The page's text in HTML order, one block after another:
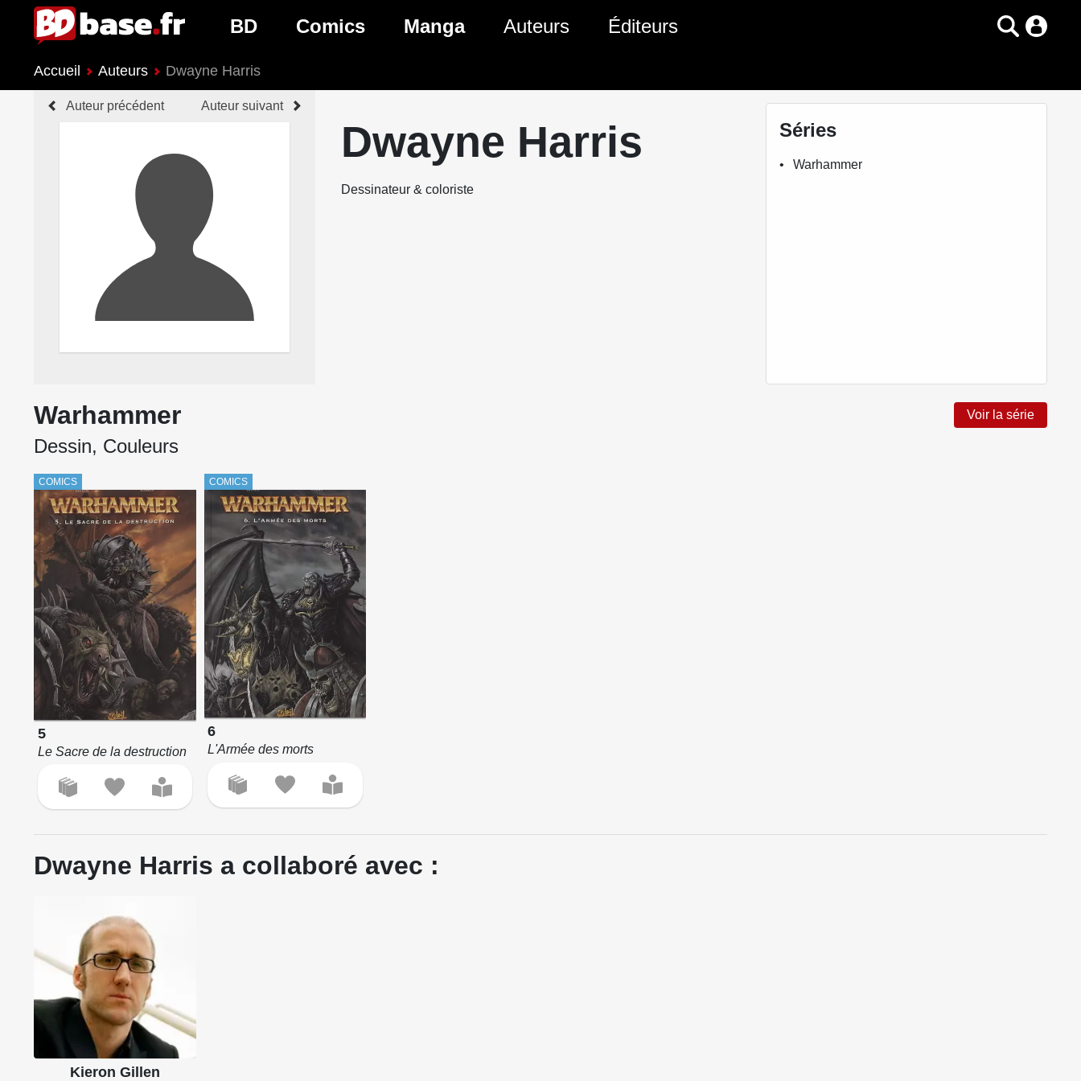
BD
Nouveautés BD
Prochaines sorties BD
Comics
Genres Comics
Manga
Genres Manga
Auteurs Éditeurs
Accueil Auteurs Dwayne Harris
Auteur précédent Auteur suivant
Dwayne Harris
Dessinateur & coloriste
Séries
Warhammer
Warhammer Voir la série
Dessin, Couleurs
COMICS
5
Le Sacre de la destruction
COMICS
6
L'Armée des morts
Dwayne Harris a collaboré avec :
Kieron Gillen